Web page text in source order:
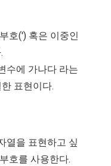
호(') 혹은 이중인
수에 가나다 라는
표현이다.
열을 표현하고 싶
호를 사용한다.